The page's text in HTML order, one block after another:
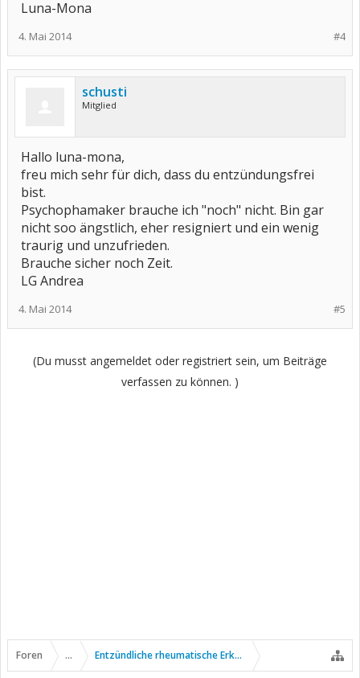
Luna-Mona
#4
4. Mai 2014
schusti
Mitglied
Hallo luna-mona,
freu mich sehr für dich, dass du entzündungsfrei
bist.
Psychophamaker brauche ich "noch" nicht. Bin gar
nicht soo ängstlich, eher resigniert und ein wenig
traurig und unzufrieden.
Brauche sicher noch Zeit.
LG Andrea
#5
4. Mai 2014
(Du musst angemeldet oder registriert sein, um Beiträge
verfassen zu können. )
Foren ... Entzündliche rheumatische Erkrankungen